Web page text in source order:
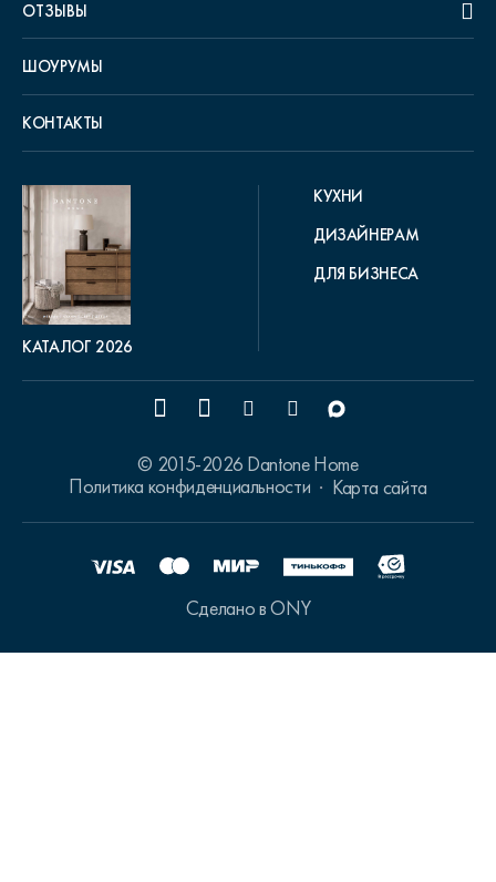
ОТЗЫВЫ
ШОУРУМЫ
КОНТАКТЫ
КАТАЛОГ 2026
КУХНИ
ДИЗАЙНЕРАМ
ДЛЯ БИЗНЕСА
© 2015-2026 Dantone Home
Политика конфиденциальности
Карта сайта
Сделано в ONY